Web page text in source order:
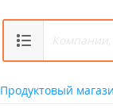
Продуктовый